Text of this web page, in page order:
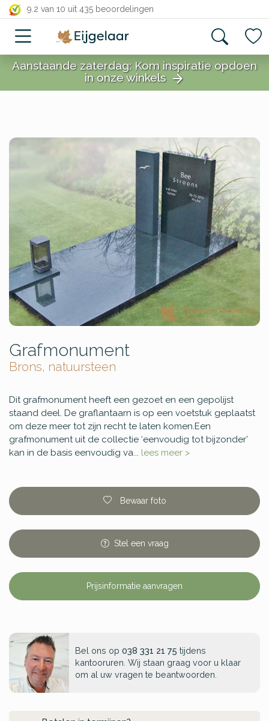
9.2 van 10 uit 435 beoordelingen
close
close
Aanstaande zaterdag: Kom inspiratie opdoen
in onze winkels arrow_forward
Grafmonument
Brons, natuursteen
Dit grafmonument heeft een gezoet en een gepolijst
staand deel. De graflantaarn is op een voetstuk geplaatst
om deze meer tot zijn recht te laten komen.Een
grafmonument uit de collectie ‘eenvoudig tot bijzonder’
kan in de basis eenvoudig va... lees meer >
Bewaar foto
Stel een vraag
Prijsinformatie aanvragen
Bel ons op 038 331 21 75 tijdens
kantooruren. Wij staan graag voor u klaar
om al uw vragen te beantwoorden.